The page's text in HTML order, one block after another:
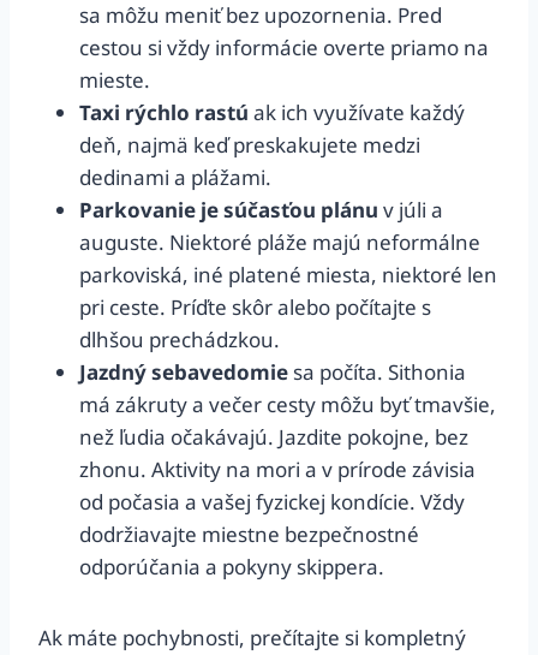
sa môžu meniť bez upozornenia. Pred
cestou si vždy informácie overte priamo na
mieste.
Taxi rýchlo rastú ak ich využívate každý
deň, najmä keď preskakujete medzi
dedinami a plážami.
Parkovanie je súčasťou plánu v júli a
auguste. Niektoré pláže majú neformálne
parkoviská, iné platené miesta, niektoré len
pri ceste. Príďte skôr alebo počítajte s
dlhšou prechádzkou.
Jazdný sebavedomie sa počíta. Sithonia
má zákruty a večer cesty môžu byť tmavšie,
než ľudia očakávajú. Jazdite pokojne, bez
zhonu. Aktivity na mori a v prírode závisia
od počasia a vašej fyzickej kondície. Vždy
dodržiavajte miestne bezpečnostné
odporúčania a pokyny skippera.
Ak máte pochybnosti, prečítajte si kompletný